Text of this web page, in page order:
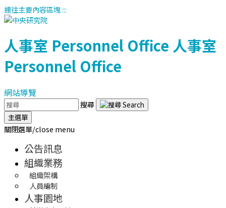
連往主要內容區塊:::
人事室 Personnel Office 人事室
Personnel Office
網站導覽
搜尋
主選單
關閉選單/close menu
公告訊息
組織業務
組織架構
人員編制
人事園地